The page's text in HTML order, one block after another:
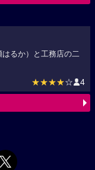
るか）と工務店の二
★★★★☆ 4